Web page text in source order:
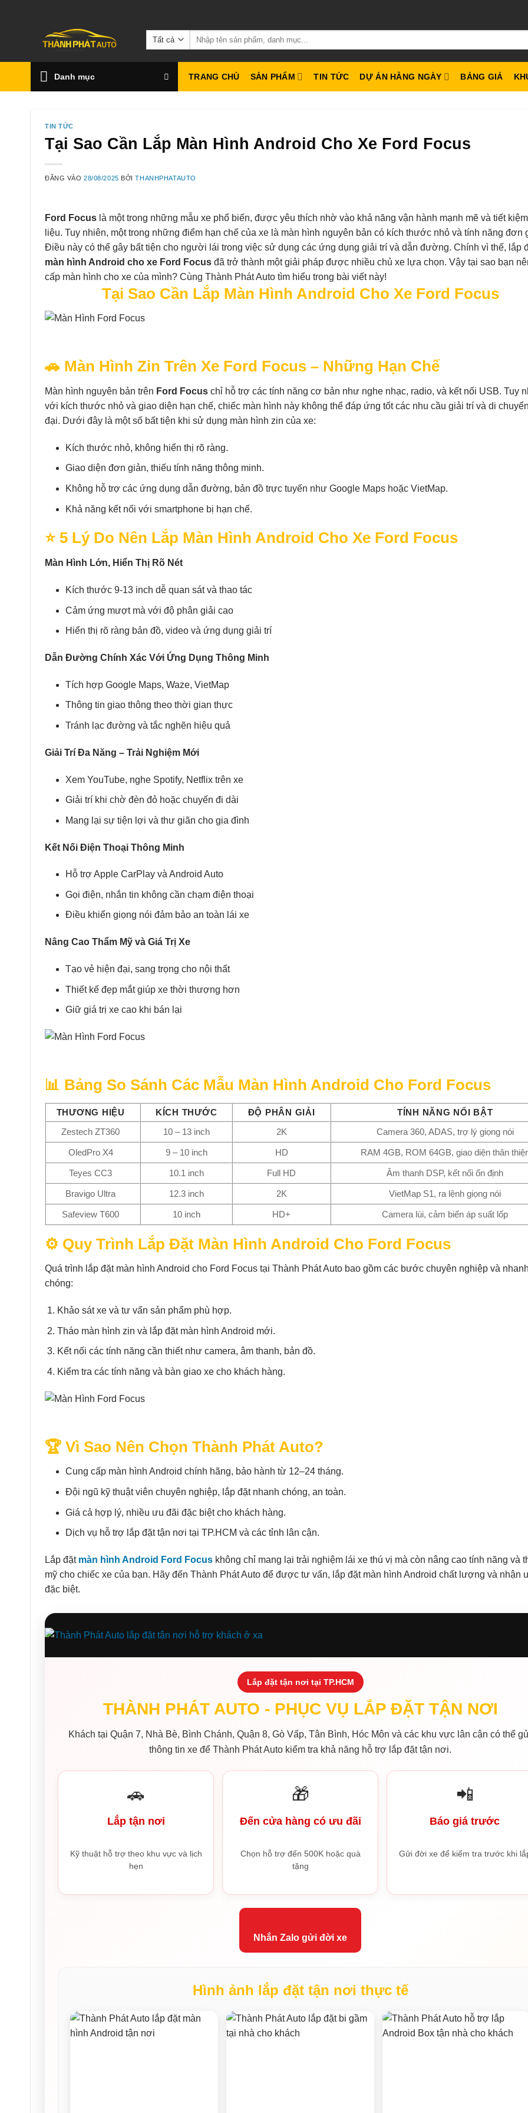
Tìm
kiếm:
Danh mục TRANG CHỦ SẢN PHẨM TIN TỨC DỰ ÁN HẰNG NGÀY BẢNG GIÁ
TIN TỨC
Tại Sao Cần Lắp Màn Hình Android Cho Xe Ford Focus
ĐĂNG VÀO28/08/2025 BỞITHANHPHATAUTO
Ford Focus là một trong những mẫu xe phổ biến, được yêu thích nhờ vào khả năng vận hành mạnh mẽ và tiết
liệu. Tuy nhiên, một trong những điểm hạn chế của xe là màn hình nguyên bản có kích thước nhỏ và tính năng đơn
Điều này có thể gây bất tiện cho người lái trong việc sử dụng các ứng dụng giải trí và dẫn đường. Chính vì thế, lắp
màn hình Android cho xe Ford Focus đã trở thành một giải pháp được nhiều chủ xe lựa chọn. Vậy tại sao bạn
cấp màn hình cho xe của mình? Cùng Thành Phát Auto tìm hiểu trong bài viết này!
Tại Sao Cần Lắp Màn Hình Android Cho Xe Ford Focus
🚗 Màn Hình Zin Trên Xe Ford Focus – Những Hạn Chế
Màn hình nguyên bản trên Ford Focus chỉ hỗ trợ các tính năng cơ bản như nghe nhạc, radio, và kết nối USB. Tuy
với kích thước nhỏ và giao diện hạn chế, chiếc màn hình này không thể đáp ứng tốt các nhu cầu giải trí và di
đại. Dưới đây là một số bất tiện khi sử dụng màn hình zin của xe:
Kích thước nhỏ, không hiển thị rõ ràng.
Giao diện đơn giản, thiếu tính năng thông minh.
Không hỗ trợ các ứng dụng dẫn đường, bản đồ trực tuyến như Google Maps hoặc VietMap.
Khả năng kết nối với smartphone bị hạn chế.
⭐ 5 Lý Do Nên Lắp Màn Hình Android Cho Xe Ford Focus
Màn Hình Lớn, Hiển Thị Rõ Nét
Kích thước 9-13 inch dễ quan sát và thao tác
Cảm ứng mượt mà với độ phân giải cao
Hiển thị rõ ràng bản đồ, video và ứng dụng giải trí
Dẫn Đường Chính Xác Với Ứng Dụng Thông Minh
Tích hợp Google Maps, Waze, VietMap
Thông tin giao thông theo thời gian thực
Tránh lạc đường và tắc nghẽn hiệu quả
Giải Trí Đa Năng – Trải Nghiệm Mới
Xem YouTube, nghe Spotify, Netflix trên xe
Giải trí khi chờ đèn đỏ hoặc chuyến đi dài
Mang lại sự tiện lợi và thư giãn cho gia đình
Kết Nối Điện Thoại Thông Minh
Hỗ trợ Apple CarPlay và Android Auto
Gọi điện, nhắn tin không cần chạm điện thoại
Điều khiển giọng nói đảm bảo an toàn lái xe
Nâng Cao Thẩm Mỹ và Giá Trị Xe
Tạo vẻ hiện đại, sang trọng cho nội thất
Thiết kế đẹp mắt giúp xe thời thượng hơn
Giữ giá trị xe cao khi bán lại
📊 Bảng So Sánh Các Mẫu Màn Hình Android Cho Ford Focus
THƯƠNG HIỆU KÍCH THƯỚC ĐỘ PHÂN GIẢI
TÍNH NĂNG NỔI BẬT
Zestech ZT360
10 – 13 inch 2K Camera 360, ADAS, trợ lý giọng nói
OledPro X4 9 – 10 inch HD RAM 4GB, ROM 64GB, giao diện thân
Teyes CC3 10.1 inch Full HD Âm thanh DSP, kết nối ổn định
Bravigo Ultra 12.3 inch 2K VietMap S1, ra lệnh giọng nói
Safeview T600 10 inch HD+ Camera lùi, cảm biến áp suất lốp
⚙️ Quy Trình Lắp Đặt Màn Hình Android Cho Ford Focus
Quá trình lắp đặt màn hình Android cho Ford Focus tại Thành Phát Auto bao gồm các bước chuyên nghiệp và
chóng:
Khảo sát xe và tư vấn sản phẩm phù hợp.
Tháo màn hình zin và lắp đặt màn hình Android mới.
Kết nối các tính năng cần thiết như camera, âm thanh, bản đồ.
Kiểm tra các tính năng và bàn giao xe cho khách hàng.
🏆 Vì Sao Nên Chọn Thành Phát Auto?
Cung cấp màn hình Android chính hãng, bảo hành từ 12–24 tháng.
Đội ngũ kỹ thuật viên chuyên nghiệp, lắp đặt nhanh chóng, an toàn.
Giá cả hợp lý, nhiều ưu đãi đặc biệt cho khách hàng.
Dịch vụ hỗ trợ lắp đặt tận nơi tại TP.HCM và các tỉnh lân cận.
Lắp đặt màn hình Android Ford Focus không chỉ mang lại trải nghiệm lái xe thú vị mà còn nâng cao tính năng và
mỹ cho chiếc xe của bạn. Hãy đến Thành Phát Auto để được tư vấn, lắp đặt màn hình Android chất lượng và nhận
đặc biệt.
Lắp đặt tận nơi tại TP.HCM
THÀNH PHÁT AUTO - PHỤC VỤ LẮP ĐẶT TẬN NƠI
Khách tại Quận 7, Nhà Bè, Bình Chánh, Quận 8, Gò Vấp, Tân Bình, Hóc Môn và các khu vực lân cận có thể
thông tin xe để Thành Phát Auto kiểm tra khả năng hỗ trợ lắp đặt tận nơi.
🚗
Lắp tận nơi
Kỹ thuật hỗ trợ theo khu vực và lịch
hẹn
🎁
Đến cửa hàng có ưu đãi
Chọn hỗ trợ đến 500K hoặc quà
tặng
📲
Báo giá trước
Gửi đời xe để kiểm tra trước khi
Nhắn Zalo gửi đời xe
Hình ảnh lắp đặt tận nơi thực tế